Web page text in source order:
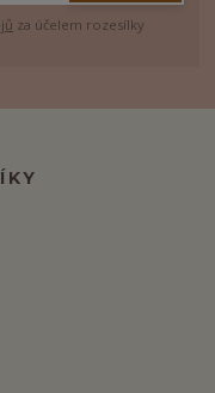
za účelem rozesílky